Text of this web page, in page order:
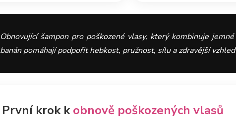
Obnovující šampon pro poškozené vlasy, který kombinuje
banán pomáhají podpořit hebkost, pružnost, sílu a zdravější
První krok kobnově poškozených vlasů